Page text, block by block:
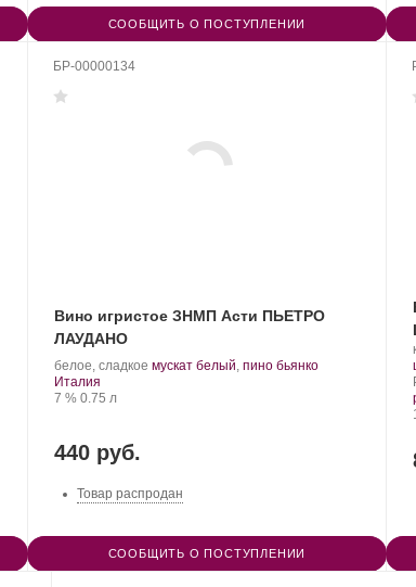
СООБЩИТЬ О ПОСТУПЛЕНИИ
БР-00000134
Вино игристое ЗНМП Асти ПЬЕТРО
ЛАУДАНО
белое, сладкое .мускат белый,пино бьянко.
Регион:
Италия
Крепость
7 %. Объем
0.75 л
440 руб.
Товар распродан
СООБЩИТЬ О ПОСТУПЛЕНИИ